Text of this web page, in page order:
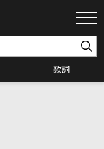
歌詞